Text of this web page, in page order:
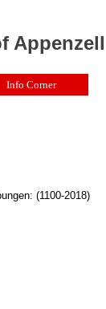
(1100-2018)
Info Corner